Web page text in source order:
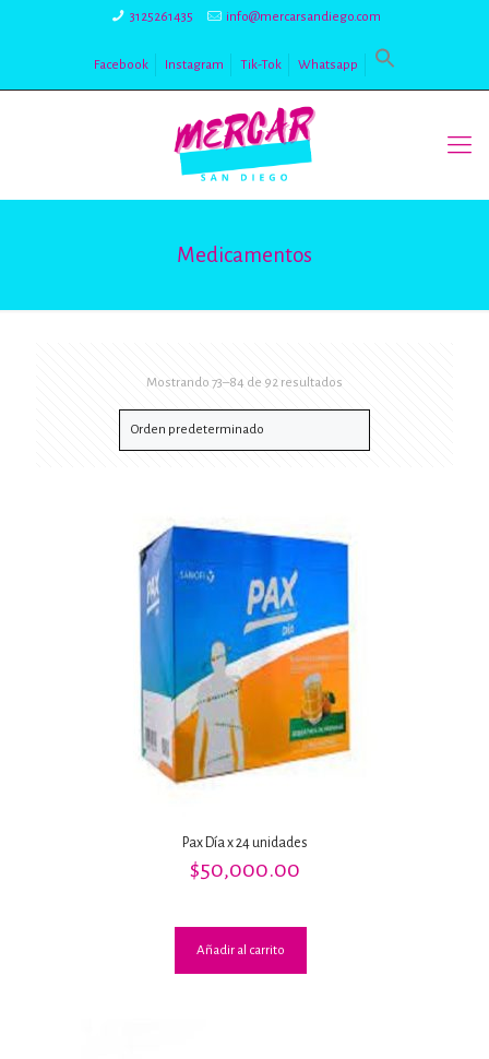
3125261435 info@mercarsandiego.com
Facebook Instagram Tik-Tok Whatsapp
Medicamentos
Mostrando 73–84 de 92 resultados
Pax Día x 24 unidades
$50,000.00
Añadir al carrito